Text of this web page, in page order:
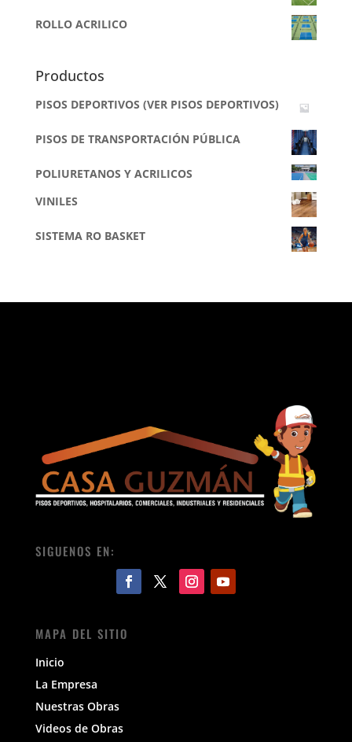
ROLLO ACRILICO
Productos
PISOS DEPORTIVOS (VER PISOS DEPORTIVOS)
PISOS DE TRANSPORTACIÓN PÚBLICA
POLIURETANOS Y ACRILICOS
VINILES
SISTEMA RO BASKET
SIGUENOS EN:
MAPA DEL SITIO
Inicio
La Empresa
Nuestras Obras
Videos de Obras